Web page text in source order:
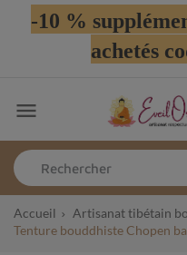
-10 %
achetés

Accueil Artisanat tibétain
Tenture bouddhiste Chopen